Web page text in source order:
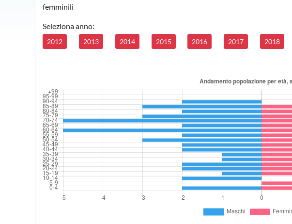
femminili
Seleziona anno:
2012 2013 2014 2015 2016 2017 2018